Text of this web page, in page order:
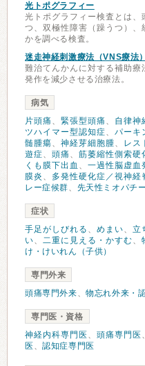
光トポグラフィー
光トポグラフィー検査とは、
つ、双極性障害（躁うつ）、
かを調べる検査。
迷走神経刺激療法（VNS療法
難治てんかんに対する補助
発作を減少させる治療法。
病気
片頭痛 、 緊張型頭痛 、 自律神
ツハイマー型認知症、 パーキ
髄腫瘍、 神経芽細胞腫、 レス
遊症、頭痛 、筋萎縮性側索硬
くも膜下出血 、 一過性脳虚血
膜炎 、 多発性硬化症／視神経
レー症候群、 先天性ミオパチー
症状
手足がしびれる 、 めまい、 立
い、 二重に見える・かすむ、
け・けいれん（子供）
専門外来
頭痛専門外来、物忘れ外来・
専門医・資格
神経内科専門医 、 頭痛専門医 、
医 、認知症専門医